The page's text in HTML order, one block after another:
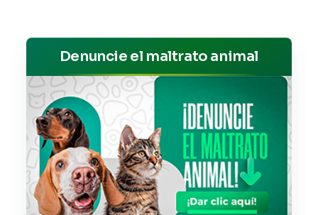
Denuncie el maltrato animal